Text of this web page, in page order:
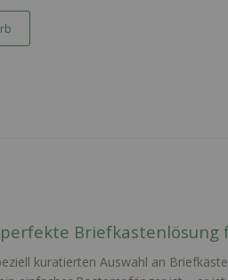
Briefkastenlösung
kuratierten Auswahl an